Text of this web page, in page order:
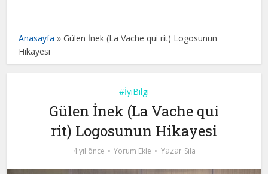
Anasayfa »Gülen İnek (La Vache qui rit) Logosunun
Hikayesi
#İyiBilgi
Gülen İnek (La Vache qui
rit) Logosunun Hikayesi
4 yıl önce Yorum Ekle Yazar Sıla